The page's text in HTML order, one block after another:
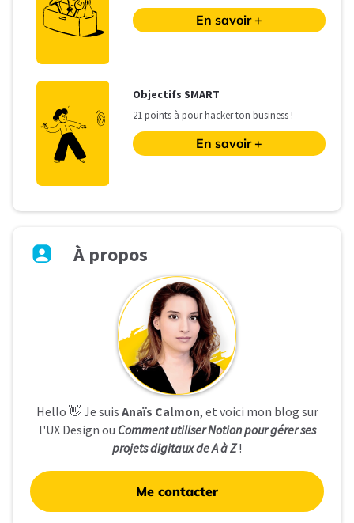
En savoir +
Objectifs SMART
21 points à pour hacker ton business !
En savoir +
À propos
Hello 👋 Je suis Anaïs Calmon, et voici mon blog sur
l'UX Design ou Comment utiliser Notion pour gérer ses
projets digitaux de A à Z!
Me contacter